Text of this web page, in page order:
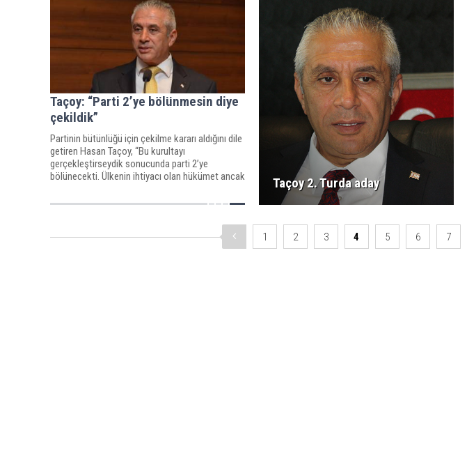
Taçoy: “Parti 2’ye bölünmesin diye
çekildik”
Partinin bütünlüğü için çekilme kararı aldığını dile
getiren Hasan Taçoy, “Bu kurultayı
gerçekleştirseydik sonucunda parti 2’ye
bölünecekti. Ülkenin ihtiyacı olan hükümet ancak
Taçoy 2. Turda aday
1 2 3 4 5 6 7